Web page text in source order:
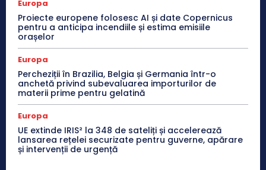
Europa
Proiecte europene folosesc AI și date Copernicus
pentru a anticipa incendiile și estima emisiile
orașelor
Europa
Percheziții în Brazilia, Belgia și Germania într-o
anchetă privind subevaluarea importurilor de
materii prime pentru gelatină
Europa
UE extinde IRIS² la 348 de sateliți și accelerează
lansarea rețelei securizate pentru guverne, apărare
și intervenții de urgență